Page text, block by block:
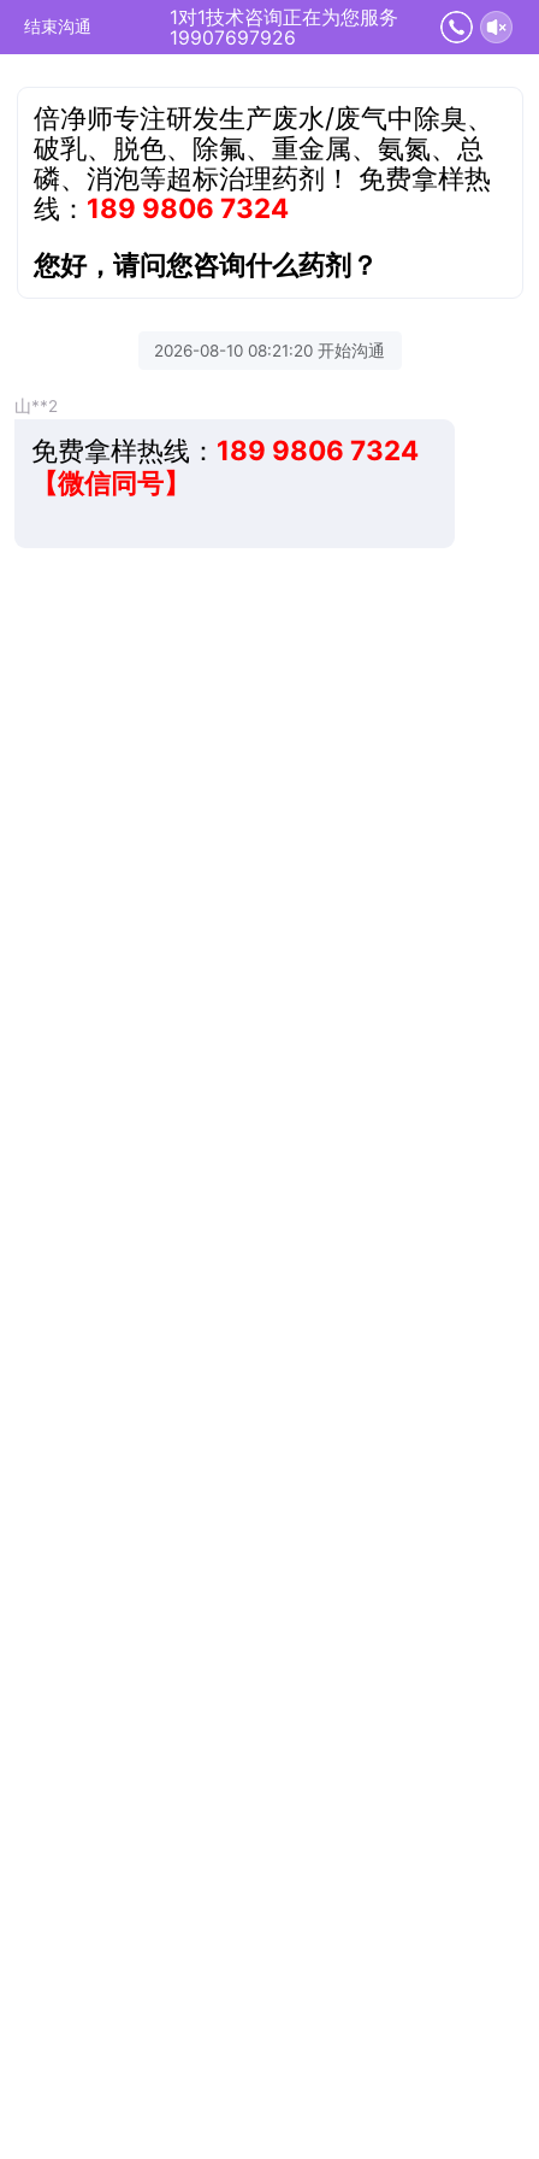
结束沟通
1对1技术咨询正在为您服务
19907697926
倍净师专注研发生产废水/废气中除臭、
破乳、脱色、除氟、重金属、氨氮、总
磷、消泡等超标治理药剂！ 免费拿样热
线： 189 9806 7324
您好，请问您咨询什么药剂？
2026-08-10 08:21:20 开始沟通
山**2
免费拿样热线： 189 9806 7324
【微信同号】